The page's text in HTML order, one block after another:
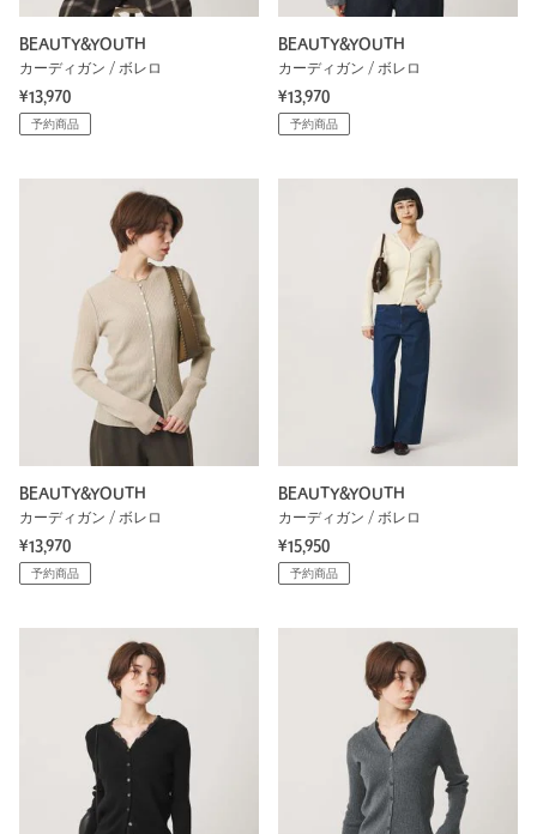
BEAUTY&YOUTH
カーディガン / ボレロ
¥13,970
予約商品
BEAUTY&YOUTH
カーディガン / ボレロ
¥13,970
予約商品
BEAUTY&YOUTH
カーディガン / ボレロ
¥13,970
予約商品
BEAUTY&YOUTH
カーディガン / ボレロ
¥15,950
予約商品